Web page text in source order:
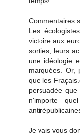
Commentaires
Les
victoire aux
sorties, leurs
une idéologie
marquées. Or,
que les
persuadée
n'importe
Je vais vous